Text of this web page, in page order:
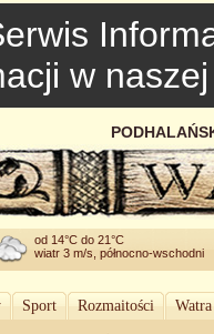
w
od 14°C do 21°C
wiatr 3 m/s, północno-wschodni
Sport Rozmaitości